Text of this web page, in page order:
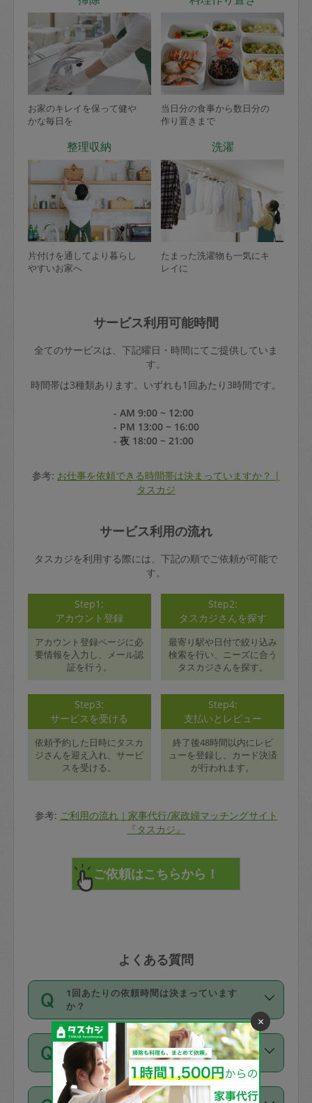
お家のキレイを保って健や
かな毎日を
当日分の食事から数日分の
作り置きまで
整理収納
片付けを通してより暮らし
やすいお家へ
洗濯
たまった洗濯物も一気にキ
レイに
サービス利用可能時間
全てのサービスは、下記曜日・時間にてご提供していま
す。
時間帯は3種類あります。いずれも1回あたり3時間です。
- AM 9:00 ~ 12:00
- PM 13:00 ~ 16:00
- 夜 18:00 ~ 21:00
参考: お仕事を依頼できる時間帯は決まっていますか？ |
タスカジ
サービス利用の流れ
タスカジを利用する際には、下記の順でご依頼が可能で
す。
Step1:
アカウント登録
アカウント登録ページに必
要情報を入力し、メール認
証を行う。
Step2:
タスカジさんを探す
最寄り駅や日付で絞り込み
検索を行い、ニーズに合う
タスカジさんを探す。
Step3:
サービスを受ける
依頼予約した日時にタスカ
ジさんを迎え入れ、サービ
スを受ける。
Step4:
支払いとレビュー
終了後48時間以内にレビ
ューを登録し、カード決済
が行われます。
参考: ご利用の流れ｜家事代行/家政婦マッチングサイト
『タスカジ』
よくある質問
1回あたりの依頼時間は決まっています
か？
依頼1回につき3時間固定です。3時間を
超えて依頼したい場合は、延長機能をご
利用ください。機能をご利用いただくに
は、タスカジさんに事前に相談し、合意
価格はどうやって決まっていますか？
11種類の価格帯の中からタスカジさん自
×